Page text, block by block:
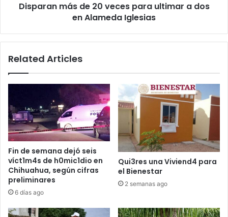
Disparan más de 20 veces para ultimar a dos
en Alameda Iglesias
Related Articles
Fin de semana dejó seis
víct1m4s de h0mic1dio en
Chihuahua, según cifras
preliminares
6 días ago
Qui3res una Viviend4 para
el Bienestar
2 semanas ago